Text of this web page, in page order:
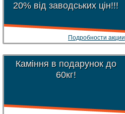
20% від заводських цін!!!
Подробности акции
Каміння в подарунок до
60кг!